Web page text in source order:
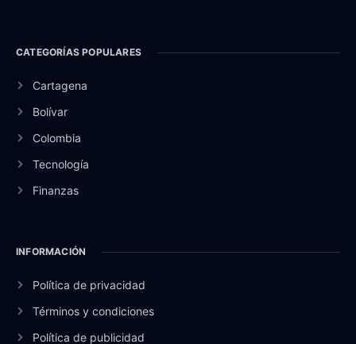
CATEGORÍAS POPULARES
Cartagena
Bolívar
Colombia
Tecnología
Finanzas
INFORMACIÓN
Política de privacidad
Términos y condiciones
Política de publicidad